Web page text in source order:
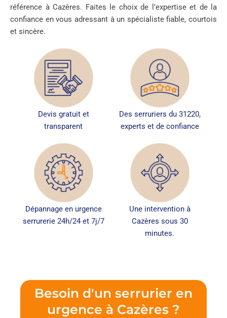
référence à Cazères. Faites le choix de l’expertise et de la
confiance en vous adressant à un spécialiste fiable, courtois
et sincère.
Devis gratuit et
transparent
Des serruriers du 31220,
experts et de confiance
Dépannage en urgence
serrurerie 24h/24 et 7j/7
Une intervention à
Cazères sous 30
minutes.
Besoin d'un serrurier en
urgence à Cazères ?